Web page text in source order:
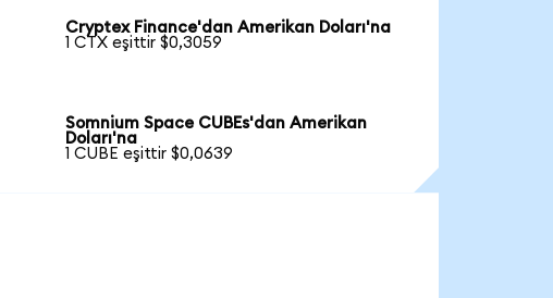
Cryptex Finance'dan Amerikan Doları'na
1 CTX eşittir $0,3059
Somnium Space CUBEs'dan Amerikan
Doları'na
1 CUBE eşittir $0,0639